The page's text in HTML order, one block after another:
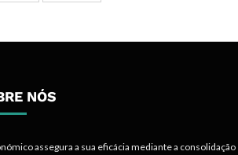
NÓS
assegura a sua eficácia mediante a consolidação